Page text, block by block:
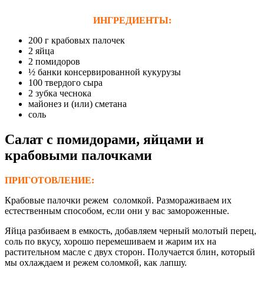
ИНГРЕДИЕНТЫ:
200 г крабовых палочек
2 яйца
2 помидоров
½ банки консервированной кукурузы
100 твердого сыра
2 зубка чеснока
майонез и (или) сметана
соль
Салат с помидорами, яйцами и
крабовыми палочками
ПРИГОТОВЛЕНИЕ:
Крабовые палочки режем соломкой. Размораживаем их
естественным способом, если они у вас замороженные.
Яйца разбиваем в емкость, добавляем черный молотый перец,
соль по вкусу, хорошо перемешиваем и жарим их на
растительном масле с двух сторон. Получается блин, который
мы охлаждаем и режем соломкой, как лапшу.